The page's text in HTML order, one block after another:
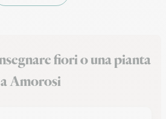
fiori o una pianta
a Amorosi